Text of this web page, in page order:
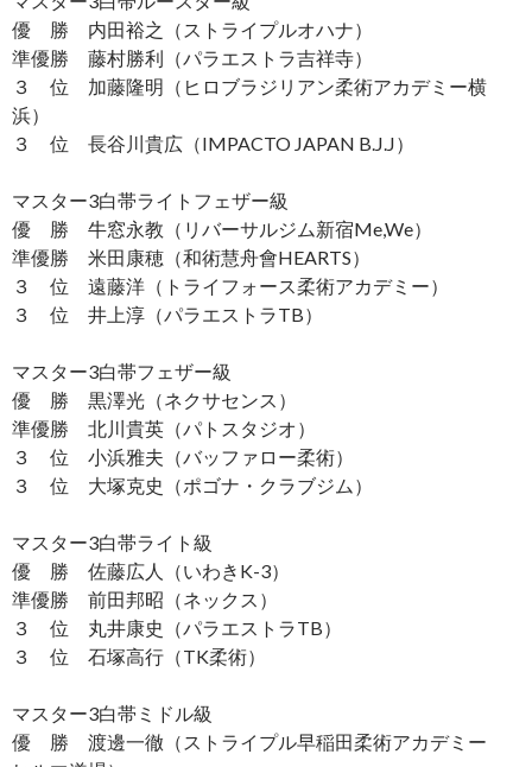
優 勝 内田裕之（ストライプルオハナ）
準優勝 藤村勝利（パラエストラ吉祥寺）
３ 位 加藤隆明（ヒロブラジリアン柔術アカデミー横
浜）
３ 位 長谷川貴広（IMPACTO JAPAN B.J.J）
マスター3白帯ライトフェザー級
優 勝 牛窓永教（リバーサルジム新宿Me,We）
準優勝 米田康穂（和術慧舟會HEARTS）
３ 位 遠藤洋（トライフォース柔術アカデミー）
３ 位 井上淳（パラエストラTB）
マスター3白帯フェザー級
優 勝 黒澤光（ネクサセンス）
準優勝 北川貴英（パトスタジオ）
３ 位 小浜雅夫（バッファロー柔術）
３ 位 大塚克史（ポゴナ・クラブジム）
マスター3白帯ライト級
優 勝 佐藤広人（いわきK-3）
準優勝 前田邦昭（ネックス）
３ 位 丸井康史（パラエストラTB）
３ 位 石塚高行（TK柔術）
マスター3白帯ミドル級
優 勝 渡邊一徹（ストライプル早稲田柔術アカデミー